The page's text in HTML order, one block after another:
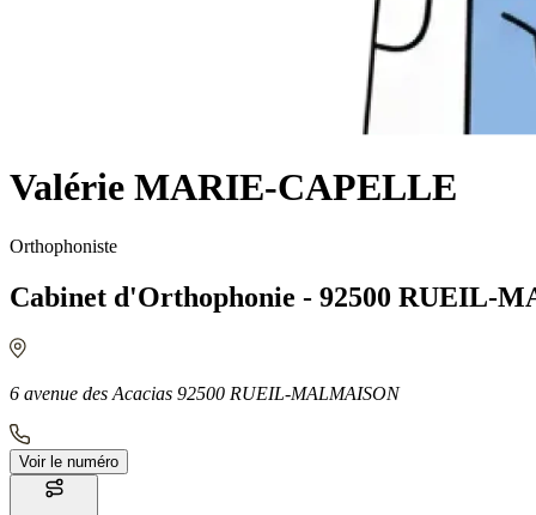
Valérie MARIE-CAPELLE
Orthophoniste
Cabinet d'Orthophonie - 92500 RUEIL-
6 avenue des Acacias 92500 RUEIL-MALMAISON
Voir le numéro